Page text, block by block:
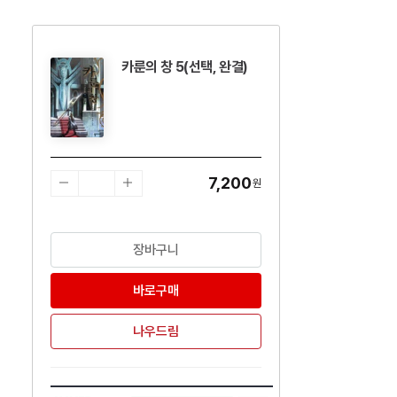
카룬의 창 5(선택, 완결)
7,200원
장바구니
바로구매
나우드림